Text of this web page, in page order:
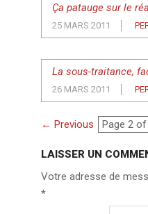
Ça patauge sur le
25 MARS 2011
La sous-traitance,
26 MARS 2011
Comments
Navigation
← Previous Page 2
LAISSER UN
Votre adresse de
*